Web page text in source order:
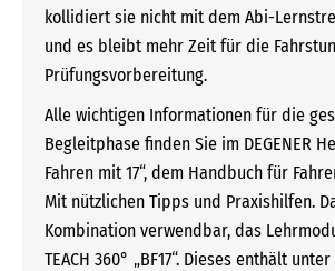
kollidiert sie nicht mit dem Abi-
und es bleibt mehr Zeit für die
Prüfungsvorbereitung.
Alle wichtigen Informationen für die
Begleitphase finden Sie im DEGENER
Fahren mit 17“, dem Handbuch für
Mit nützlichen Tipps und Praxishilfen.
Kombination verwendbar, das
TEACH 360° „BF17“. Dieses enthält